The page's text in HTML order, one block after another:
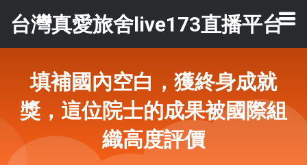
台灣真愛旅舍live173直播平台
填補國內空白，獲終身成就
獎，這位院士的成果被國際組
織高度評價